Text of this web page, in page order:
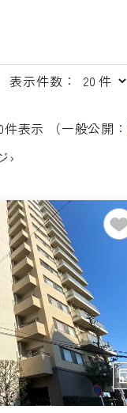
表示件数：
件表示 （一般公開：
›